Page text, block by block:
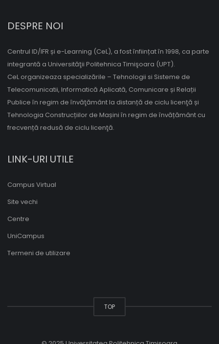
DESPRE NOI
Centrul ID/IFR și e-Learning (CeL), a fost înființat în 1998, ca parte
integrantă a Universităţii Politehnica Timişoara (UPT).
CeL organizeaza specializările – Tehnologii si Sisteme de
Telecomunicatii, Informatică Aplicată, Comunicare și Relații
Publice în regim de învăţământ la distanță de ciclu licenţă și
Tehnologia Construcțiilor de Mașini în regim de învățământ cu
frecvență redusă de ciclu licenţă.
LINK-URI UTILE
Campus Virtual
Site vechi
Centre
UniCampus
Termeni de utilizare
TOP